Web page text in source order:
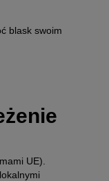
blask swoim
UE).